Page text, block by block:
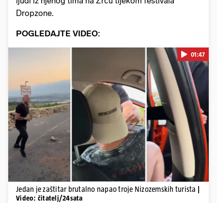
Dropzone.
POGLEDAJTE VIDEO:
Pokretanje videa...
01:47
Jedan je zaštitar brutalno napao troje Nizozemskih turista
Video: čitatelj/24sata